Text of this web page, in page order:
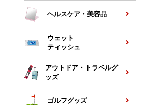
ヘルスケア・美容品
ウェット
ティッシュ
アウトドア・トラベルグ
ッズ
ゴルフグッズ